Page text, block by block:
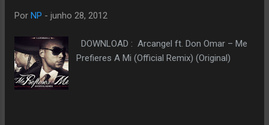
Por NP - junho 28, 2012
DOWNLOAD : Arcangel ft. Don Omar – Me
Prefieres A Mi (Official Remix) (Original)